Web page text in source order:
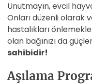
Unutmayın, evcil
Onları düzenli olarak
hastalıkları
olan bağınızı da
sahibidir!
Aşılama